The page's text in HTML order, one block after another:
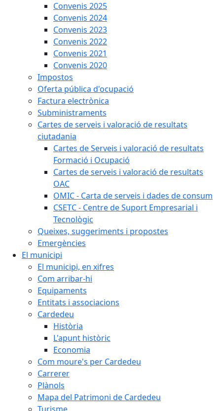
Convenis 2025
Convenis 2024
Convenis 2023
Convenis 2022
Convenis 2021
Convenis 2020
Impostos
Oferta pública d'ocupació
Factura electrònica
Subministraments
Cartes de serveis i valoració de resultats
ciutadania
Cartes de Serveis i valoració de resultats
Formació i Ocupació
Cartes de serveis i valoració de resultats
OAC
OMIC - Carta de serveis i dades de consum
CSETC - Centre de Suport Empresarial i
Tecnològic
Queixes, suggeriments i propostes
Emergències
El municipi
El municipi, en xifres
Com arribar-hi
Equipaments
Entitats i associacions
Cardedeu
Història
L'apunt històric
Economia
Com moure's per Cardedeu
Carrerer
Plànols
Mapa del Patrimoni de Cardedeu